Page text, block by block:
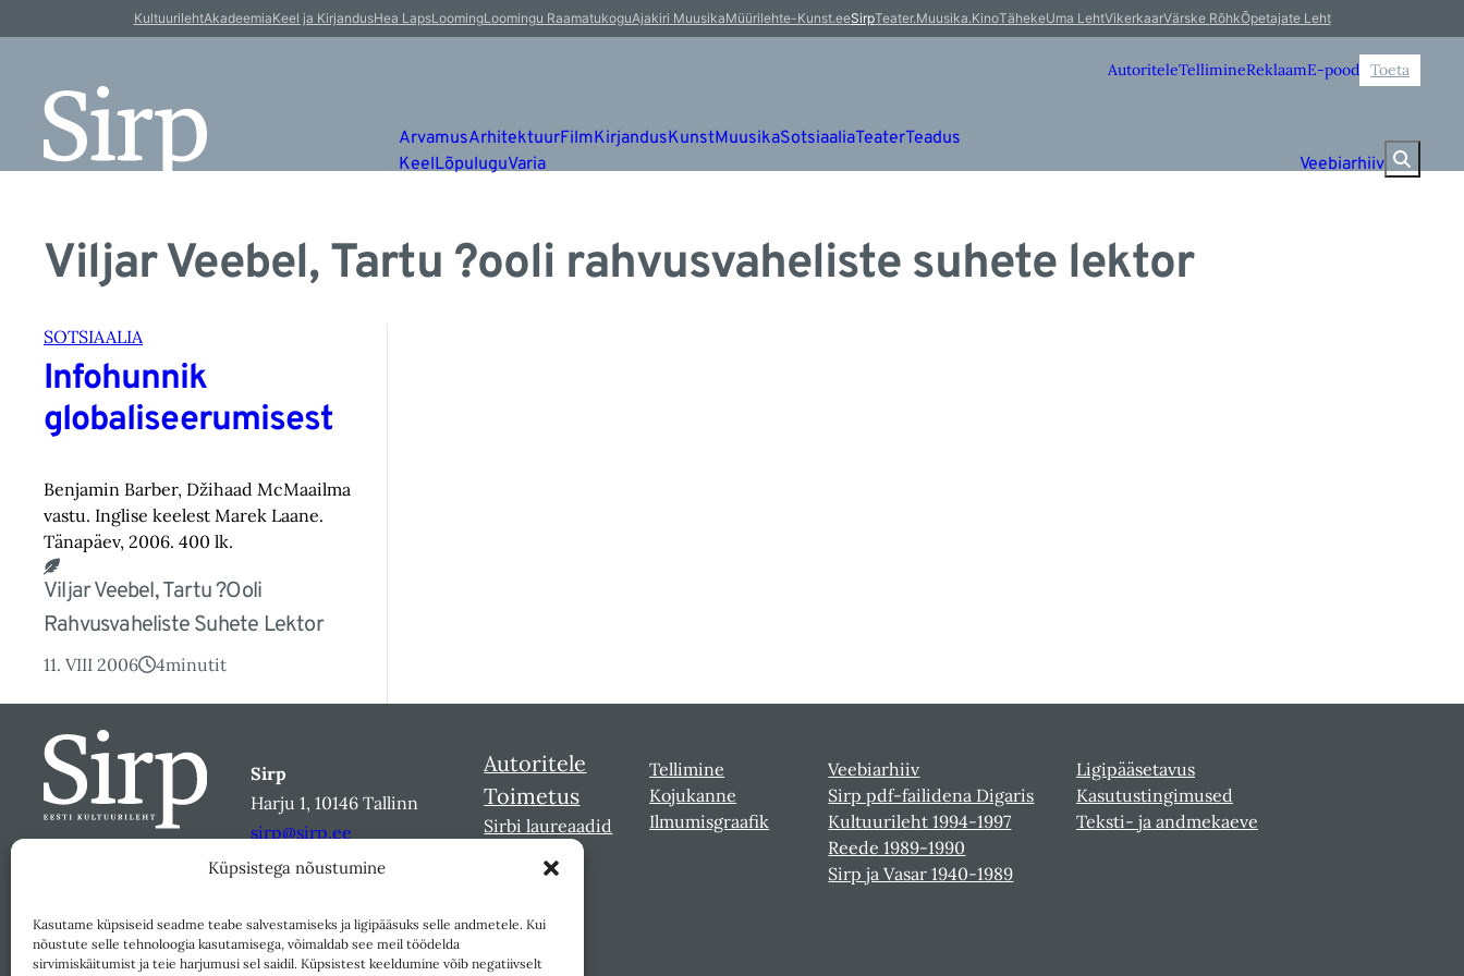
Küpsistega nõustumine
Kasutame küpsiseid seadme teabe salvestamiseks ja ligipääsuks selle andmetele. Kui
nõustute selle tehnoloogia kasutamisega, võimaldab see meil töödelda
sirvimiskäitumist ja teie harjumusi sel saidil. Küpsistest keeldumine võib negatiivselt
KultuurilehtAkadeemiaKeel ja KirjandusHea LapsLoomingLoomingu RaamatukoguAjakiri MuusikaMüürilehte-Kunst.eeSirpTeater.Muusika.KinoTähekeUma LehtVikerkaarVärske RõhkÕpetajate Leht
AutoriteleTellimineReklaamE-pood Toeta
ArvamusArhitektuurFilmKirjandusKunstMuusikaSotsiaaliaTeaterTeadus
KeelLõpuluguVaria Veebiarhiiv
Viljar Veebel, Tartu ?ooli rahvusvaheliste suhete lektor
SOTSIAALIA
Infohunnik
globaliseerumisest
Benjamin Barber, Džihaad McMaailma
vastu. Inglise keelest Marek Laane.
Tänapäev, 2006. 400 lk.
Viljar Veebel, Tartu ?ooli
Rahvusvaheliste Suhete Lektor
11. VIII 2006 4minutit
Sirp
Harju 1, 10146 Tallinn
sirp@sirp.ee
Facebook
Autoritele
Toimetus
Sirbi laureaadid
Tellimine
Kojukanne
Ilmumisgraafik
Veebiarhiiv
Sirp pdf-failidena Digaris
Kultuurileht 1994-1997
Reede 1989-1990
Sirp ja Vasar 1940-1989
Ligipääsetavus
Kasutustingimused
Teksti- ja andmekaeve